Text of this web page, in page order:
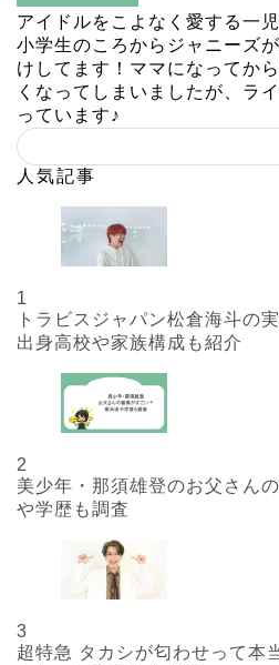
アイドルをこよなく愛する一
小学生のころからジャニーズ
けしてます！ママになってか
くなってしまいましたが、ラ
っています♪
人気記事
1
トラビスジャパン松倉海斗の
出身高校や家族構成も紹介
2
美少年・那須雄登のお父さん
や学歴も調査
3
超特急 タカシが匂わせって本